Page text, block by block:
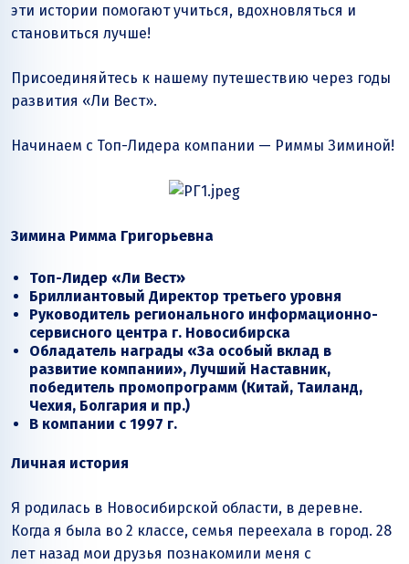
эти истории помогают учиться, вдохновляться и
становиться лучше!
Присоединяйтесь к нашему путешествию через годы
развития «Ли Вест».
Начинаем с Топ-Лидера компании — Риммы Зиминой!
Зимина Римма Григорьевна
Топ-Лидер «Ли Вест»
Бриллиантовый Директор третьего уровня
Руководитель регионального информационно-
сервисного центра г. Новосибирска
Обладатель награды «За особый вклад в
развитие компании», Лучший Наставник,
победитель промопрограмм (Китай, Таиланд,
Чехия, Болгария и пр.)
В компании с 1997 г.
Личная история
Я родилась в Новосибирской области, в деревне.
Когда я была во 2 классе, семья переехала в город. 28
лет назад мои друзья познакомили меня с